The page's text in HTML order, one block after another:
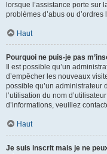
lorsque l’assistance porte sur
problèmes d’abus ou
Haut
Pourquoi ne puis-je pas
Il est possible qu’un
d’empêcher les nouveaux
possible qu’un administrateur
l’utilisation du nom
d’informations, veuillez
Haut
Je suis inscrit mais je ne